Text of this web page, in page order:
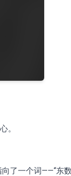
。
了一个词——“东数